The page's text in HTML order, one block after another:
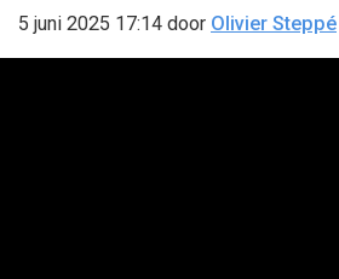
5 juni 2025 17:14 door Olivier Steppé